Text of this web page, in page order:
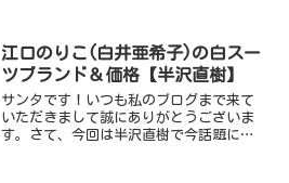
江口のりこ(白井亜希子)の白スー
ツブランド＆価格【半沢直樹】
サンタです！いつも私のブログまで来て
いただきまして誠にありがとうございま
す。さて、今回は半沢直樹で今話題にな